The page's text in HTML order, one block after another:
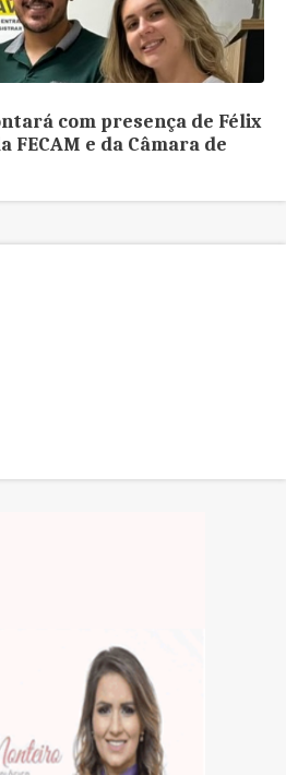
com presença de Félix
FECAM e da Câmara de